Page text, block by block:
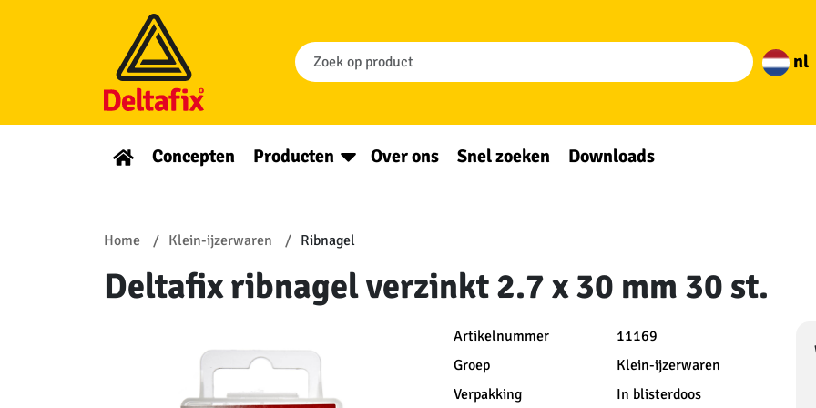
nl
Concepten Producten Over ons Snel zoeken Downloads
Home Klein-ijzerwaren Ribnagel
Deltafix ribnagel verzinkt 2.7 x 30 mm 30 st.
Artikelnummer
11169
Groep
Klein-ijzerwaren
Verpakking
In blisterdoos